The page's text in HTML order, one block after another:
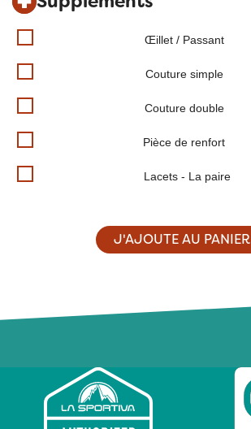
Œillet / Passant
Couture simple
Couture double
Pièce de renfort
Lacets - La paire
J'AJOUTE AU PANIER